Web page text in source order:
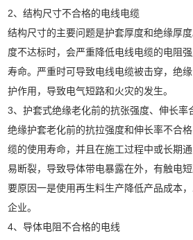
2、结构尺寸不合格的电线电缆
结构尺寸的主要问题是护套厚度和绝缘厚
度不达标时，会严重降低电线电缆的电阻
寿命。严重时可导致电线电缆被击穿，绝
护作用，导致电气短路和火灾的发生。
3、护套式绝缘老化前的抗张强度、伸长率
绝缘护套老化前的抗拉强度和伸长率不合
缆的使用寿命，并且在施工过程中或长期
易断裂，导致导体带电暴露在外，有触电
要原因一是使用再生料生产降低产品成本
企业。
4、导体电阻不合格的电线